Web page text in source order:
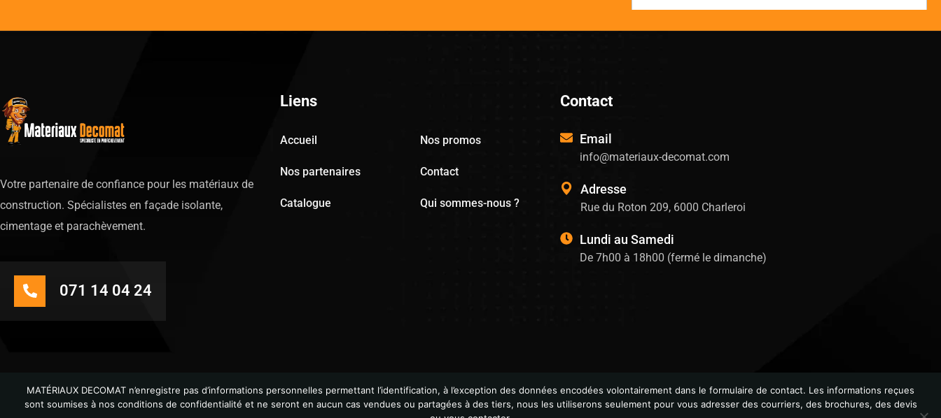
Votre partenaire de confiance pour les matériaux de
construction. Spécialistes en façade isolante,
cimentage et parachèvement.
071 14 04 24
Liens
Accueil Nos promos
Nos partenaires Contact
Catalogue Qui sommes-nous ?
Contact
Email
info@materiaux-decomat.com
Adresse
Rue du Roton 209, 6000 Charleroi
Lundi au Samedi
De 7h00 à 18h00 (fermé le dimanche)
MATÉRIAUX DECOMAT n’enregistre pas d’informations personnelles permettant l’identification, à l’exception des données encodées volontairement dans le formulaire de contact. Les informations reçues
sont soumises à nos conditions de confidentialité et ne seront en aucun cas vendues ou partagées à des tiers, nous les utiliserons seulement pour vous adresser des courriers, des brochures, des devis